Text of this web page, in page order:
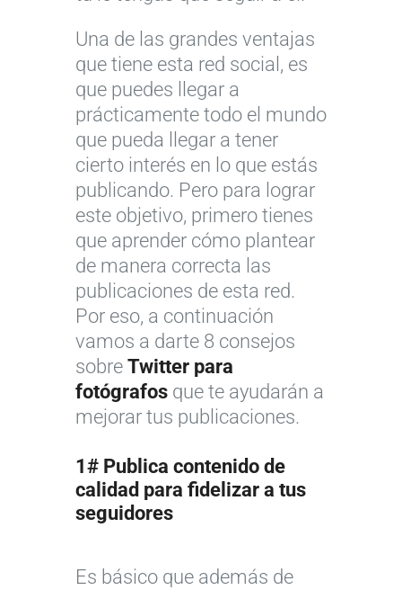
Una de las grandes ventajas
que tiene esta red social, es
que puedes llegar a
prácticamente todo el mundo
que pueda llegar a tener
cierto interés en lo que estás
publicando. Pero para lograr
este objetivo, primero tienes
que aprender cómo plantear
de manera correcta las
publicaciones de esta red.
Por eso, a continuación
vamos a darte 8 consejos
sobre Twitter para
fotógrafos que te ayudarán a
mejorar tus publicaciones.
1# Publica contenido de
calidad para fidelizar a tus
seguidores
Es básico que además de